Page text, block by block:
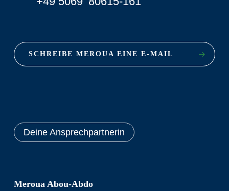
SCHREIBE MEROUA EINE E-MAIL
Deine Ansprechpartnerin
Meroua Abou-Abdo